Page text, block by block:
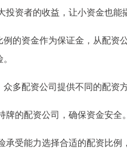
资者的收益，让小资金也能
的资金作为保证金，从配
多配资公司提供不同的配资
的配资公司，确保资金安全。
受能力选择合适的配资比例